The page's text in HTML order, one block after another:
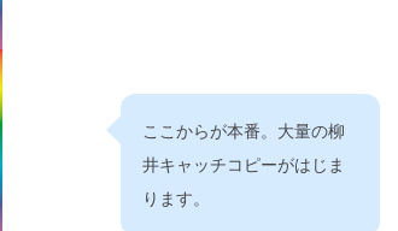
ここからが本番。大量の柳
井キャッチコピーがはじま
ります。